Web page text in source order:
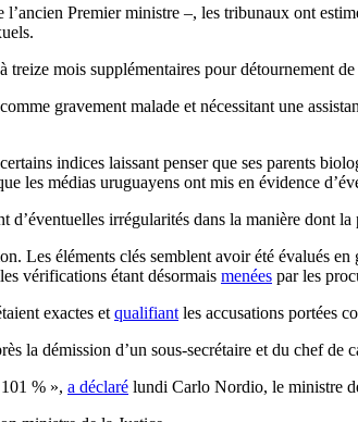
Premier ministre –, les tribunaux ont
mois supplémentaires pour détournement
gravement malade et nécessitant une
indices laissant penser que ses parents
les médias uruguayens ont mis en évidence
irrégularités dans la manière dont la
Les éléments clés semblent avoir été évalués
vérifications étant désormais menées par les
exactes et qualifiant les accusations portées
la démission d’un sous-secrétaire et du chef de
% », a déclaré lundi Carlo Nordio, le ministre